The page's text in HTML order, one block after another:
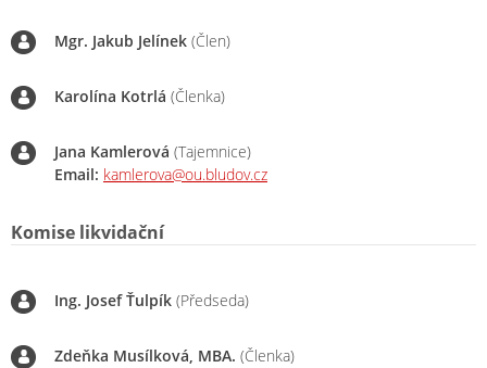
Mgr. Jakub Jelínek (Člen)
Karolína Kotrlá (Členka)
Jana Kamlerová (Tajemnice)
Email: kamlerova@ou.bludov.cz
Komise likvidační
Ing. Josef Ťulpík (Předseda)
Zdeňka Musílková, MBA. (Členka)